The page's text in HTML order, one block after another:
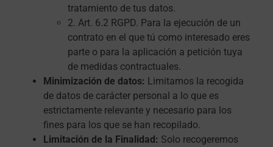
tratamiento de tus datos.
2. Art. 6.2 RGPD. Para la ejecución de un
contrato en el que tú como interesado eres
parte o para la aplicación a petición tuya
de medidas contractuales.
Minimización de datos: Limitamos la recogida
de datos de carácter personal a lo que es
estrictamente relevante y necesario para los
fines para los que se han recopilado.
Limitación de la Finalidad: Solo recogeremos